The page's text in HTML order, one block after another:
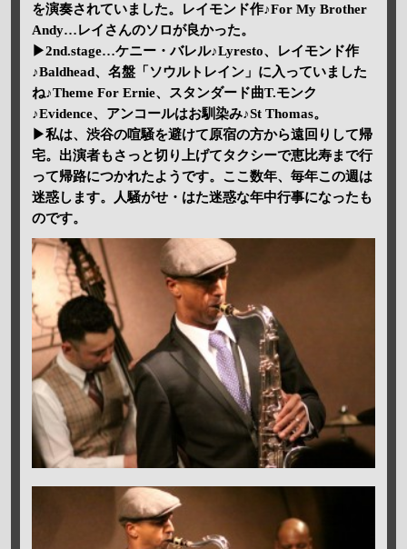
を演奏されていました。レイモンド作♪For My Brother
Andy…レイさんのソロが良かった。
▶2nd.stage…ケニー・バレル♪Lyresto、レイモンド作
♪Baldhead、名盤「ソウルトレイン」に入っていました
ね♪Theme For Ernie、スタンダード曲T.モンク
♪Evidence、アンコールはお馴染み♪St Thomas。
▶私は、渋谷の喧騒を避けて原宿の方から遠回りして帰
宅。出演者もさっと切り上げてタクシーで恵比寿まで行
って帰路につかれたようです。ここ数年、毎年この週は
迷惑します。人騒がせ・はた迷惑な年中行事になったも
のです。